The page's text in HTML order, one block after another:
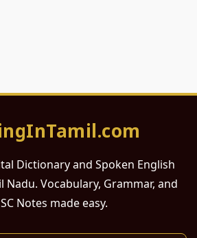
Dictionary and Spoken English
Vocabulary, Grammar, and
Notes made easy.